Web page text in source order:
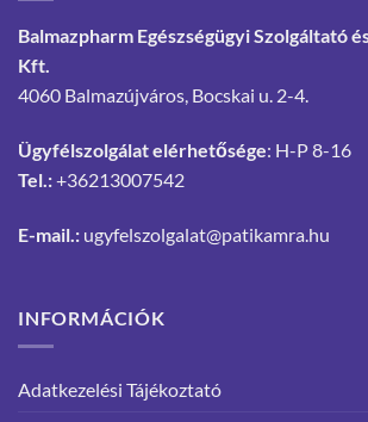
Balmazpharm Egészségügyi Szolgáltató
Kft.
4060 Balmazújváros, Bocskai u. 2-4.
Ügyfélszolgálat elérhetősége: H-P 8-16
Tel.:+36213007542
E-mail.: ugyfelszolgalat@patikamra.hu
INFORMÁCIÓK
Adatkezelési Tájékoztató